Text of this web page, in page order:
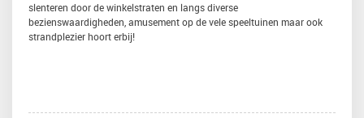
slenteren door de winkelstraten en langs diverse
bezienswaardigheden, amusement op de vele speeltuinen maar ook
strandplezier hoort erbij!